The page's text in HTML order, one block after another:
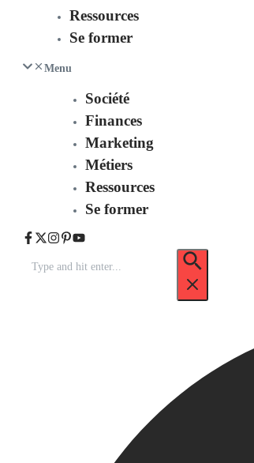
Ressources
Se former
Menu
Société
Finances
Marketing
Métiers
Ressources
Se former
pour